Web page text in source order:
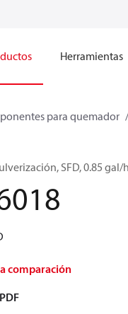
Herramientas
para quemador
SFD, 0.85 gal/
comparación